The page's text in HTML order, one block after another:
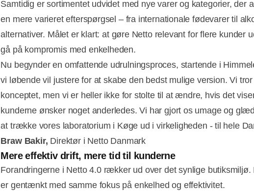
Samtidig er sortimentet udvidet med nye varer og kategorier, der
en mere varieret efterspørgsel – fra internationale fødevarer til
alternativer. Målet er klart: at gøre Netto relevant for flere kunder
gå på kompromis med enkelheden.
Nu begynder en omfattende udrulningsproces, startende i
vi løbende vil justere for at skabe den bedst mulige version. Vi
konceptet, men vi er heller ikke for stolte til at ændre, hvis det
kunderne ønsker noget anderledes. Vi har gjort os umage og
at trække vores laboratorium i Køge ud i virkeligheden - til hele
Braw Bakir, Direktør i Netto Danmark
Mere effektiv drift, mere tid til kunderne
Forandringerne i Netto 4.0 rækker ud over det synlige butiksmiljø.
er gentænkt med samme fokus på enkelhed og effektivitet.